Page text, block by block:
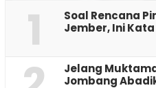
1
‎Soal Rencana
Jember, Ini
Jelang
Jombang